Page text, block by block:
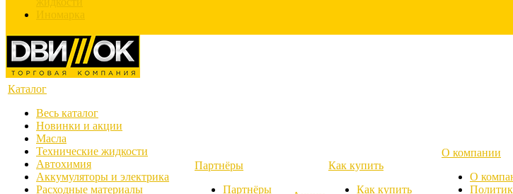
Иномарка
Каталог
Весь каталог
Новинки и акции
Масла
Технические жидкости
Автохимия
Аккумуляторы и электрика
Расходные материалы
Партнёры
Партнёры
Как купить
Как купить
О компании
О